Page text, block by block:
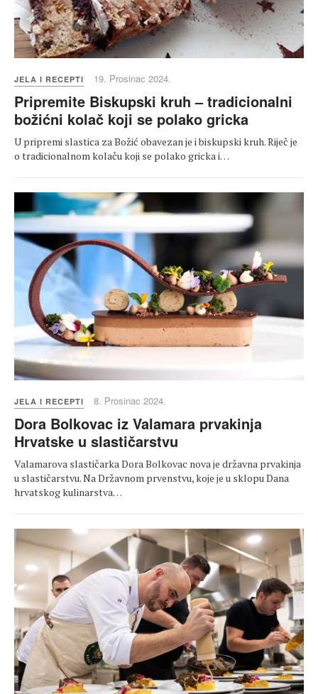
JELA I RECEPTI 19. Prosinac 2024.
Pripremite Biskupski kruh – tradicionalni
božićni kolač koji se polako gricka
U pripremi slastica za Božić obavezan je i biskupski kruh. Riječ je
o tradicionalnom kolaču koji se polako gricka i…
JELA I RECEPTI 8. Prosinac 2024.
Dora Bolkovac iz Valamara prvakinja
Hrvatske u slastičarstvu
Valamarova slastičarka Dora Bolkovac nova je državna prvakinja
u slastičarstvu. Na Državnom prvenstvu, koje je u sklopu Dana
hrvatskog kulinarstva…